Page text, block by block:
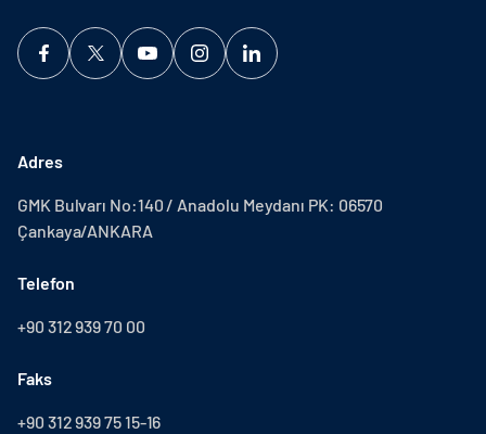
Adres
GMK Bulvarı No:140 / Anadolu Meydanı PK: 06570
Çankaya/ANKARA
Telefon
+90 312 939 70 00
Faks
+90 312 939 75 15-16